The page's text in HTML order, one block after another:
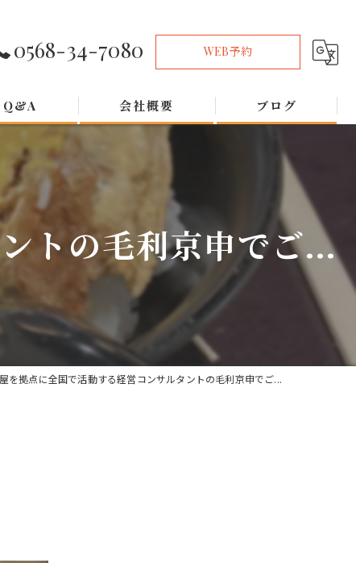
0568-34-7080 WEB予約
Q&A 会社概要 ブログ
トの毛利京申でご...
を拠点に全国で活動する経営コンサルタントの毛利京申でご...